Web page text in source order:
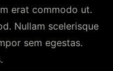
erat commodo ut.
Nullam scelerisque
sem egestas.